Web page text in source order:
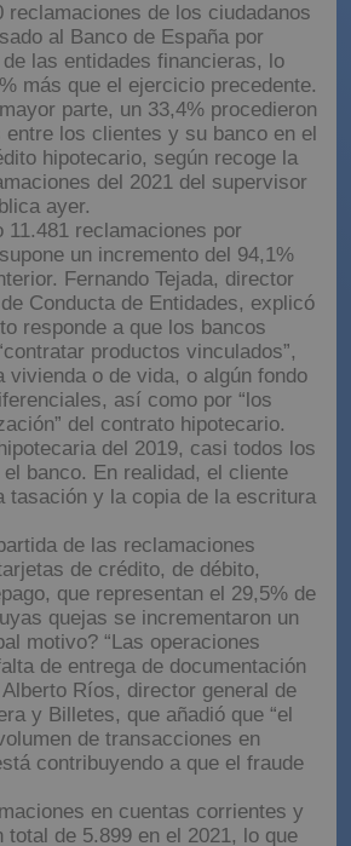
reclamaciones de los ciudadanos
al Banco de España por
las entidades financieras, lo
más que el ejercicio precedente.
parte, un 33,4% procedieron
entre los clientes y su banco en el
hipotecario, según recoge la
del 2021 del supervisor
ayer.
11.481 reclamaciones por
un incremento del 94,1%
Fernando Tejada, director
Conducta de Entidades, explicó
responde a que los bancos
productos vinculados”,
vivienda o de vida, o algún fondo
así como por “los
del contrato hipotecario.
del 2019, casi todos los
banco. En realidad, el cliente
tasación y la copia de la escritura
de las reclamaciones
de crédito, de débito,
que representan el 29,5% de
quejas se incrementaron un
motivo? “Las operaciones
de entrega de documentación
Ríos, director general de
y Billetes, que añadió que “el
de transacciones en
contribuyendo a que el fraude
en cuentas corrientes y
total de 5.899 en el 2021, lo que